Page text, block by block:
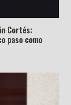
Cortés:
paso como